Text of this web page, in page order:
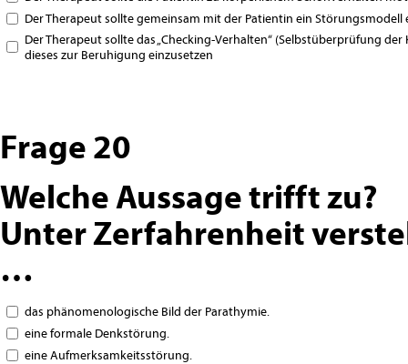
Der Therapeut sollte gemeinsam mit der Patientin ein Störungsmodell
Der Therapeut sollte das „Checking-Verhalten“ (Selbstüberprüfung
dieses zur Beruhigung einzusetzen
Frage 20
Welche Aussage trifft zu?
Unter Zerfahrenheit
…
das phänomenologische Bild der Parathymie.
eine formale Denkstörung.
eine Aufmerksamkeitsstörung.